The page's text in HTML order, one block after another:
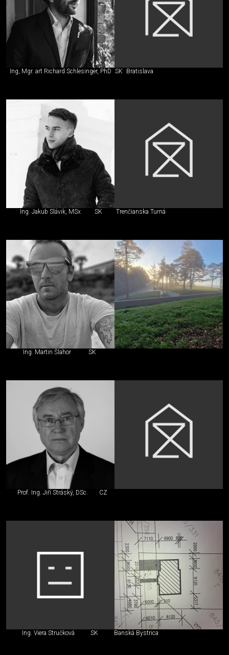
Ing, Mgr. art Richard Schlesinger, PhD SK Bratislava
Ing. Jakub Slávik, MSx SK Trenčianska Turná
Ing. Martin Šlahor SK
Prof. Ing. Jiří Stráský, DSc. CZ
Ing. Viera Stručková SK Banská Bystrica